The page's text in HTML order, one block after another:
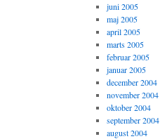
juni 2005
maj 2005
april 2005
marts 2005
februar 2005
januar 2005
december 2004
november 2004
oktober 2004
september 2004
august 2004